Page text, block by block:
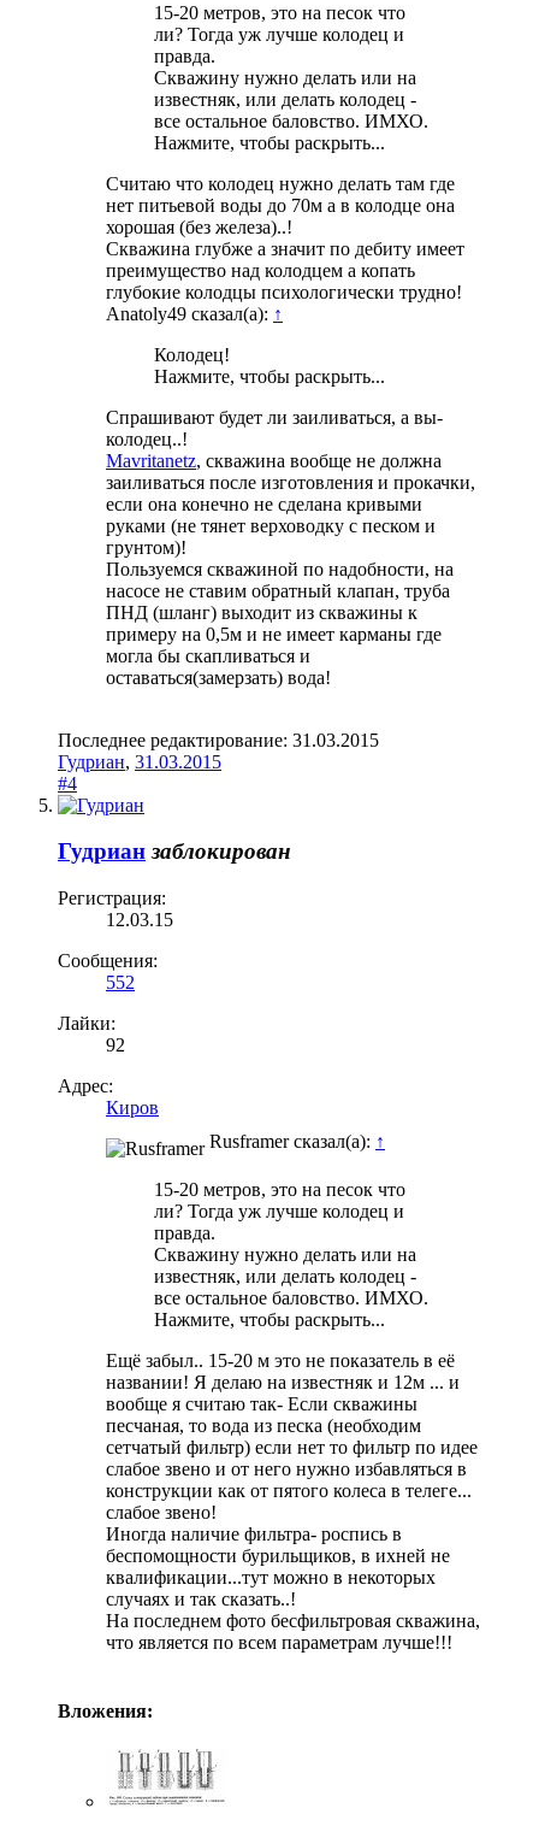
15-20 метров, это на песок что
ли? Тогда уж лучше колодец и
правда.
Скважину нужно делать или на
известняк, или делать колодец -
все остальное баловство. ИМХО.
Нажмите, чтобы раскрыть...
Считаю что колодец нужно делать там где
нет питьевой воды до 70м а в колодце она
хорошая (без железа)..!
Скважина глубже а значит по дебиту имеет
преимущество над колодцем а копать
глубокие колодцы психологически трудно!
Anatoly49 сказал(а): ↑
Колодец!
Нажмите, чтобы раскрыть...
Спрашивают будет ли заиливаться, а вы-
колодец..!
Mavritanetz, скважина вообще не должна
заиливаться после изготовления и прокачки,
если она конечно не сделана кривыми
руками (не тянет верховодку с песком и
грунтом)!
Пользуемся скважиной по надобности, на
насосе не ставим обратный клапан, труба
ПНД (шланг) выходит из скважины к
примеру на 0,5м и не имеет карманы где
могла бы скапливаться и
оставаться(замерзать) вода!
Последнее редактирование: 31.03.2015
Гудриан, 31.03.2015
#4
Гудриан заблокирован
Регистрация:
12.03.15
Сообщения:
552
Лайки:
92
Адрес:
Киров
Rusframer сказал(а): ↑
15-20 метров, это на песок что
ли? Тогда уж лучше колодец и
правда.
Скважину нужно делать или на
известняк, или делать колодец -
все остальное баловство. ИМХО.
Нажмите, чтобы раскрыть...
Ещё забыл.. 15-20 м это не показатель в её
названии! Я делаю на известняк и 12м ... и
вообще я считаю так- Если скважины
песчаная, то вода из песка (необходим
сетчатый фильтр) если нет то фильтр по идее
слабое звено и от него нужно избавляться в
конструкции как от пятого колеса в телеге...
слабое звено!
Иногда наличие фильтра- роспись в
беспомощности бурильщиков, в ихней не
квалификации...тут можно в некоторых
случаях и так сказать..!
На последнем фото бесфильтровая скважина,
что является по всем параметрам лучше!!!
Вложения: